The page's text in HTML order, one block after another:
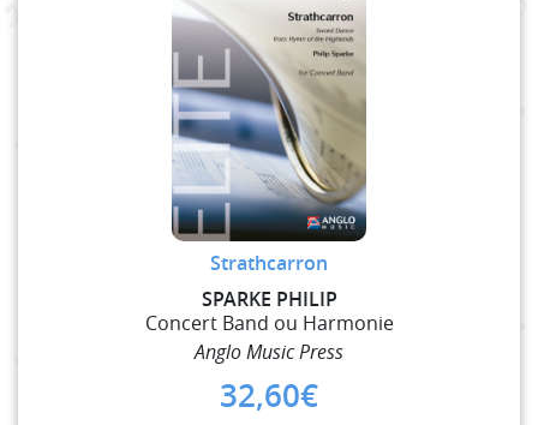
Strathcarron
SPARKE PHILIP
Concert Band ou Harmonie
Anglo Music Press
32,60€